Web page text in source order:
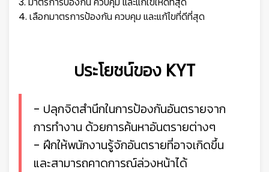
4. เลือกมาตรการป้องกัน ควบคุม และแก้ไขที่ดีที่สุด
ประโยชน์ของ KYT
- ปลุกจิตสำนึกในการป้องกันอันตรายจาก
การทำงาน ด้วยการค้นหาอันตรายต่างๆ
- ฝึกให้พนักงานรู้จักอันตรายที่อาจเกิดขึ้น
และสามารถคาดการณ์ล่วงหน้าได้